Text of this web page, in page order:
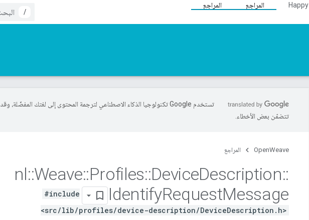
Happy المراجع
المراجع
/
تستخدم Google تكنولوجيا الذكاء الاصطناعي لترجمة المحتوى إلى لغتك المفضّلة، وقد
تتضمّن بعض الأخطاء.
OpenWeave المراجع
nl::Weave::Profiles::DeviceDescription::
IdentifyRequestMessage
#include
<src/lib/profiles/device-description/DeviceDescription.h>